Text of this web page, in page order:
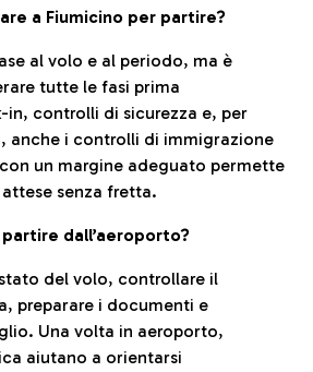
a Fiumicino per partire?
al volo e al periodo, ma è
tutte le fasi prima
in, controlli di sicurezza e, per
anche i controlli di immigrazione
un margine adeguato permette
senza fretta.
dall’aeroporto?
del volo, controllare il
preparare i documenti e
Una volta in aeroporto,
aiutano a orientarsi